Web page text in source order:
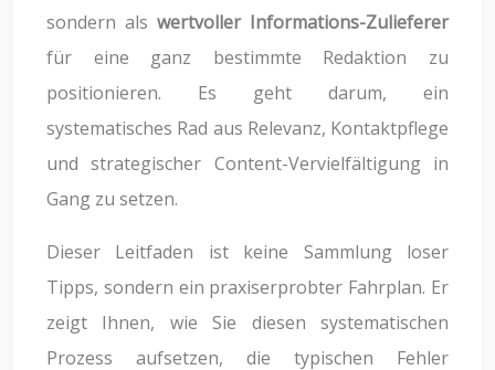
sondern als wertvoller Informations-Zulieferer
für eine ganz bestimmte Redaktion zu
positionieren. Es geht darum, ein
systematisches Rad aus Relevanz, Kontaktpflege
und strategischer Content-Vervielfältigung in
Gang zu setzen.
Dieser Leitfaden ist keine Sammlung loser
Tipps, sondern ein praxiserprobter Fahrplan. Er
zeigt Ihnen, wie Sie diesen systematischen
Prozess aufsetzen, die typischen Fehler